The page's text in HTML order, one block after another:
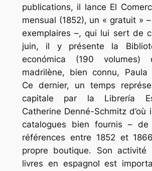
publications, il lance El
mensual (1852), un « gratuit »
exemplaires –, qui lui sert de
juin, il y présente la
económica (190 volumes)
madrilène, bien connu, Paula
Ce dernier, un temps
capitale par la Librería
Catherine Denné-Schmitz
catalogues bien fournis –
références entre 1852 et
propre boutique. Son activité
livres en espagnol est